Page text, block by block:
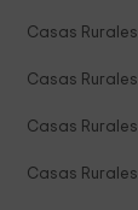
Casas
Casas
Casas
Casas